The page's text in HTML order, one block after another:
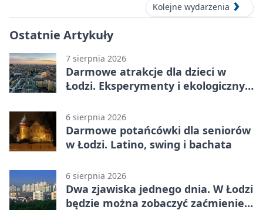
Kolejne wydarzenia
Ostatnie Artykuły
7 sierpnia 2026
Darmowe atrakcje dla dzieci w
Łodzi. Eksperymenty i ekologiczny
6 sierpnia 2026
Darmowe potańcówki dla seniorów
w Łodzi. Latino, swing i bachata
6 sierpnia 2026
Dwa zjawiska jednego dnia. W Łodzi
będzie można zobaczyć zaćmienie i